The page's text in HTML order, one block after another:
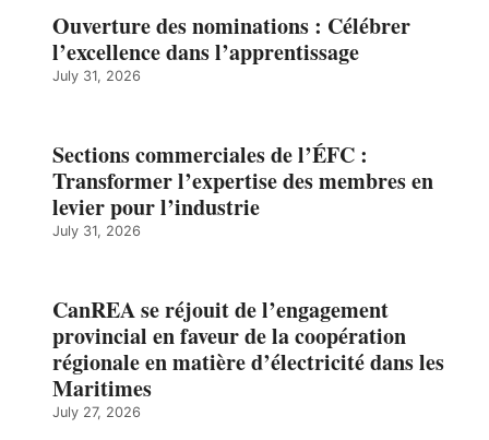
Ouverture des nominations : Célébrer
l’excellence dans l’apprentissage
July 31, 2026
Sections commerciales de l’ÉFC :
Transformer l’expertise des membres en
levier pour l’industrie
July 31, 2026
CanREA se réjouit de l’engagement
provincial en faveur de la coopération
régionale en matière d’électricité dans les
Maritimes
July 27, 2026